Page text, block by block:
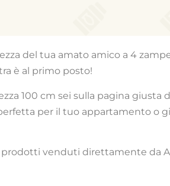
del tua amato amico a 4
è al primo posto!
100 cm sei sulla pagina giusta
per il tuo appartamento o
venduti direttamente da